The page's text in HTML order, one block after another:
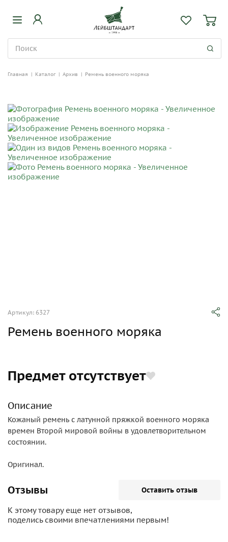
Главная | Каталог | Архив | Ремень военного моряка
Артикул: 6327
Ремень военного моряка
Предмет отсутствует
Описание
Кожаный ремень с латунной пряжкой военного моряка
времен Второй мировой войны в удовлетворительном
состоянии.
Оригинал.
Отзывы Оставить отзыв
К этому товару еще нет отзывов,
поделись своими впечатлениями первым!